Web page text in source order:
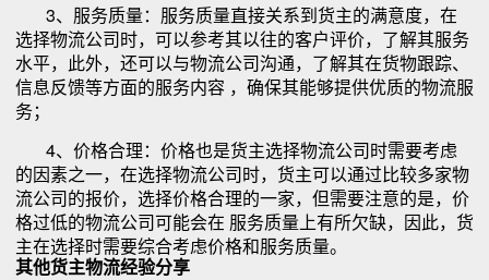
3、服务质量：服务质量直接关系到货主的满意度，在
选择物流公司时，可以参考其以往的客户评价，了解其服务
水平，此外，还可以与物流公司沟通，了解其在货物跟踪、
信息反馈等方面的服务内容 ，确保其能够提供优质的物流服
务；
4、价格合理：价格也是货主选择物流公司时需要考虑
的因素之一，在选择物流公司时，货主可以通过比较多家物
流公司的报价，选择价格合理的一家，但需要注意的是，价
格过低的物流公司可能会在 服务质量上有所欠缺，因此，货
主在选择时需要综合考虑价格和服务质量。
其他货主物流经验分享